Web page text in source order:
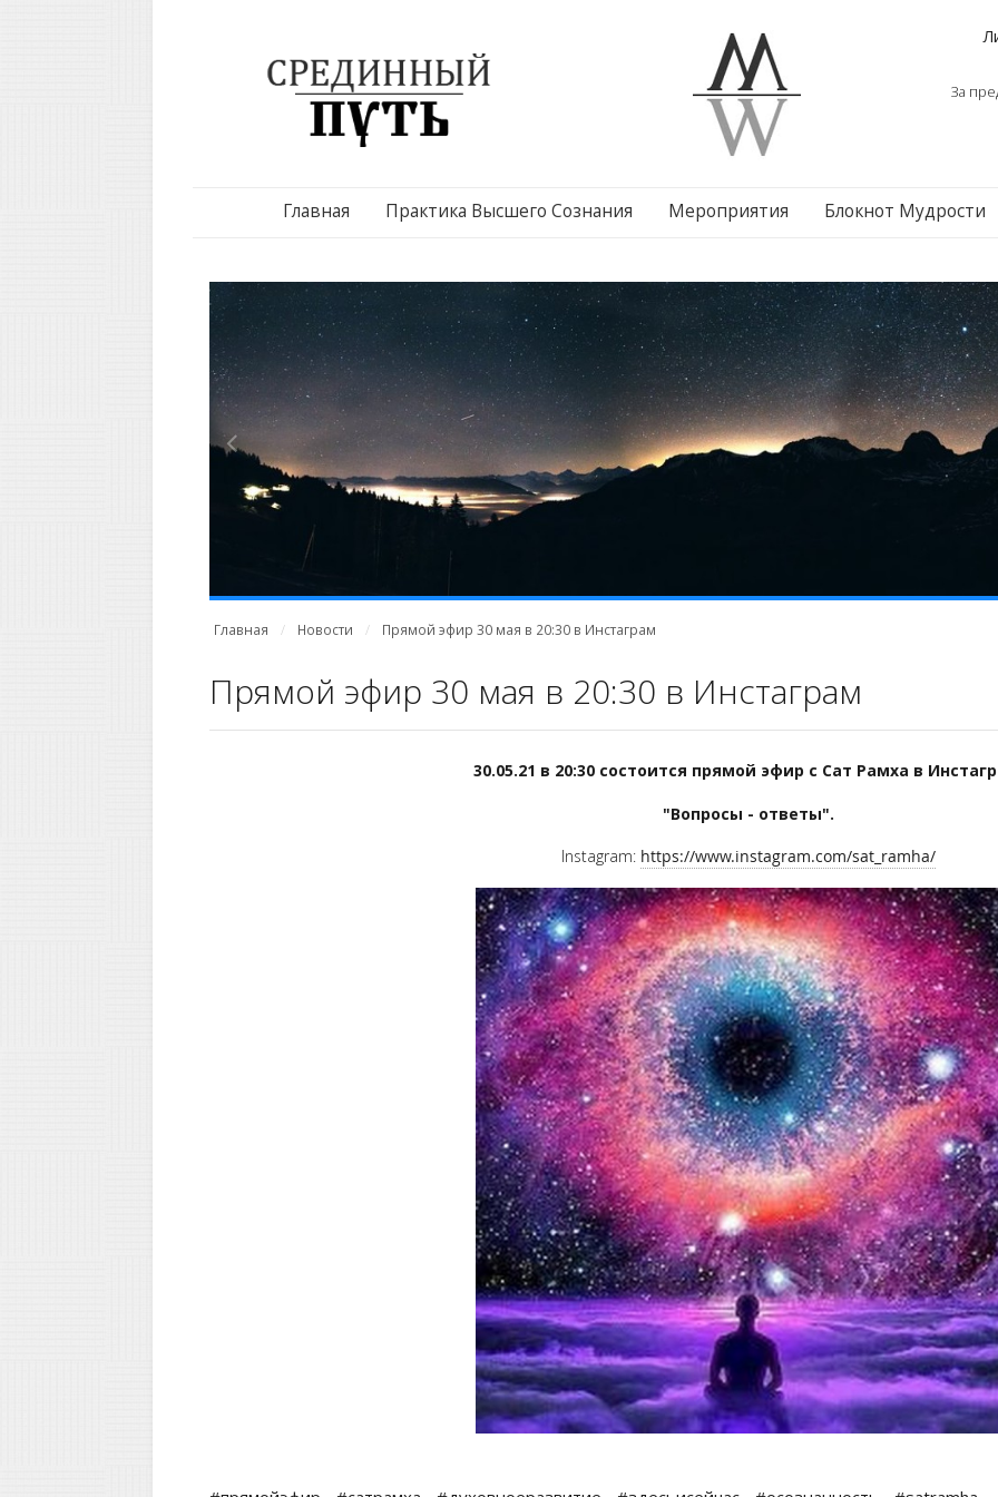
За
Главная Практика Высшего Сознания Мероприятия Блокнот Мудрости
Главная Новости Прямой эфир 30 мая в 20:30 в Инстаграм
Прямой эфир 30 мая в 20:30 в Инстаграм
30.05.21 в 20:30 состоится прямой эфир с Сат Рамха в
"Вопросы - ответы".
Instagram: https://www.instagram.com/sat_ramha/